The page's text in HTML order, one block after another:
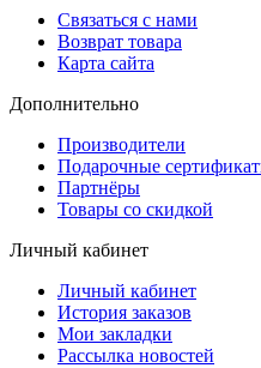
Связаться с нами
Возврат товара
Карта сайта
Дополнительно
Производители
Подарочные
Партнёры
Товары со скидкой
Личный кабинет
Личный кабинет
История заказов
Мои закладки
Рассылка новостей